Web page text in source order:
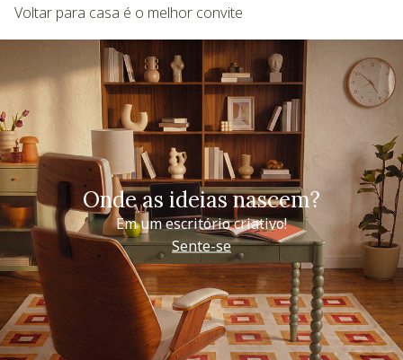
Voltar para casa é o melhor convite
Onde as ideias nascem?
Em um escritório criativo!
Sente-se